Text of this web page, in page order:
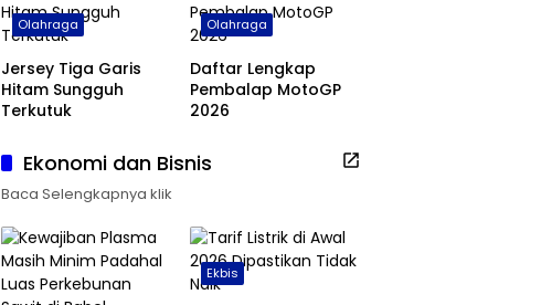
Olahraga
Jersey Tiga Garis
Hitam Sungguh
Terkutuk
Olahraga
Daftar Lengkap
Pembalap MotoGP
2026
Ekonomi dan Bisnis
Baca Selengkapnya klik
Ekbis